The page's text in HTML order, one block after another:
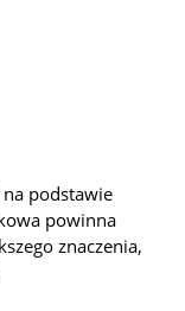
na podstawie
powinna
znaczenia,